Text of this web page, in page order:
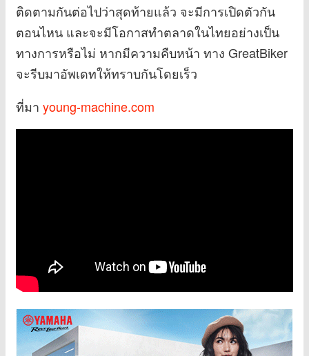
ติดตามกันต่อไปว่าสุดท้ายแล้ว จะมีการเปิดตัวกัน
ตอนไหน และจะมีโอกาสทำตลาดในไทยอย่างเป็น
ทางการหรือไม่ หากมีความคืบหน้า ทาง GreatBiker
จะรีบมาอัพเดทให้ทราบกันโดยเร็ว
ที่มา young-machine.com